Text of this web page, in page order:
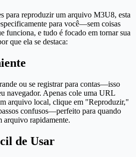
para reproduzir um arquivo M3U8, esta
para você—sem coisas
funciona, e tudo é focado em tornar sua
que ela se destaca:
ou se registrar para contas—isso
navegador. Apenas cole uma URL
arquivo local, clique em "Reproduzir,"
confusos—perfeito para quando
arquivo rapidamente.
de Usar